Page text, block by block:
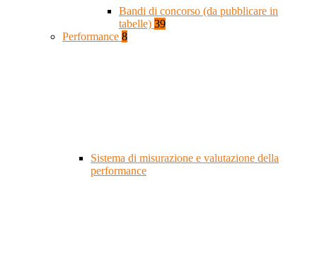
Bandi di concorso (da pubblicare in
tabelle) 39
Performance 8
Sistema di misurazione e valutazione della
performance